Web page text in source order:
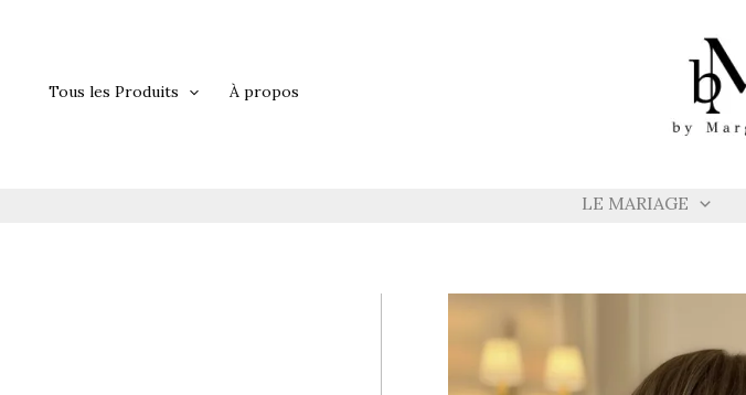
Tous les Produits À propos
LE MARIAGE